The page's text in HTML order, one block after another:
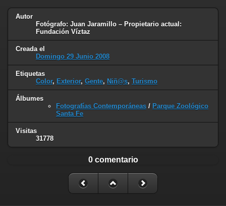
Autor
Fotógrafo: Juan Jaramillo – Propietario actual:
Fundación Víztaz
Creada el
Domingo 29 Junio 2008
Etiquetas
Color, Exterior, Gente, Niñ@s, Turismo
Álbumes
Fotografías Contemporáneas / Parque Zoológico
Santa Fe
Visitas
31778
0 comentario